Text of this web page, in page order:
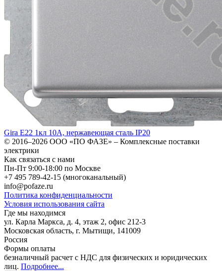
Gira E22 1кл 10А, нержавеющая сталь IP20
© 2016–2026 ООО «ПО ФАЗЕ» – Комплексные поставки
электрики
Как связаться с нами
Пн-Пт 9:00-18:00 по Москве
+7 495 789-42-15 (многоканальный)
info@pofaze.ru
Политика конфиденциальности
Условия использования сайта
Где мы находимся
ул. Карла Маркса, д. 4, этаж 2, офис 212-3
Московская область, г. Мытищи, 141009
Россия
Формы оплаты
безналичный расчет с НДС для физических и юридических
лиц. Подробнее...